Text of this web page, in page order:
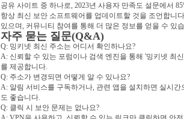
공유 사이트 중 하나로, 2023년 사용자 만족도 설문에서
항상 최신 보안 소프트웨어를 업데이트할 것을 조언합니
있으며, 커뮤니티 참여를 통해 더 많은 정보를 얻을 수 있
자주 묻는 질문(Q&A)
Q: 밍키넷 최신 주소는 어디서 확인하나요?
A: 신뢰할 수 있는 포럼이나 검색 엔진을 통해 '밍키넷 최
를 제공합니다.
Q: 주소가 변경되면 어떻게 알 수 있나요?
A: 알림 서비스를 구독하거나, 관련 앱을 설치하면 실시
도 좋습니다.
Q: 클릭 시 보안 문제는 없나요?